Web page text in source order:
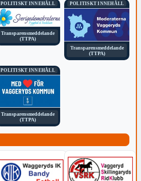
POLITISKT INNEHÅLL
Transparensmeddelande
(TTPA)
POLITISKT INNEHÅLL
Transparensmeddelande
(TTPA)
POLITISKT INNEHÅLL
Transparensmeddelande
(TTPA)